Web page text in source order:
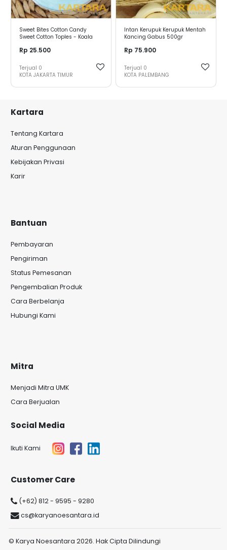
Sweet Bites Cotton Candy
Sweet Cotton Toples - Koala
Rp 25.500
Terjual 0
KOTA JAKARTA TIMUR
Intan Kerupuk Kerupuk Mentah
Kancing Gabus 500gr
Rp 75.900
Terjual 0
KOTA PALEMBANG
Kartara
Tentang Kartara
Aturan Penggunaan
Kebijakan Privasi
Karir
Bantuan
Pembayaran
Pengiriman
Status Pemesanan
Pengembalian Produk
Cara Berbelanja
Hubungi Kami
Mitra
Menjadi Mitra UMK
Cara Berjualan
Social Media
Ikuti Kami
Customer Care
(+62) 812 - 9595 - 9280
cs@karyanoesantara.id
© Karya Noesantara 2026. Hak Cipta Dilindungi